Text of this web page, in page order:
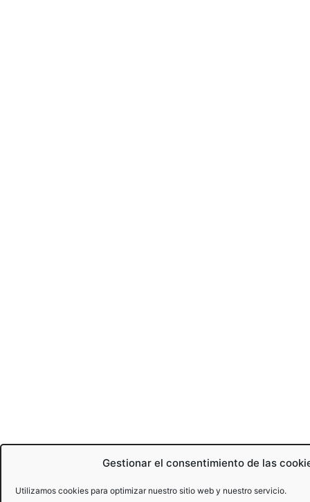
Gestionar el consentimiento de las
Utilizamos cookies para optimizar nuestro sitio web y nuestro servicio.